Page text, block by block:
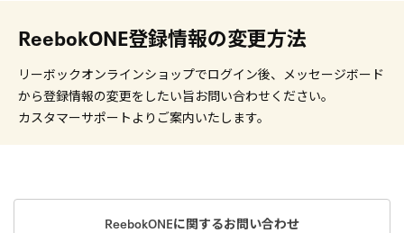
ReebokONE登録情報の変更方法
リーボックオンラインショップでログイン後、メッセージボード
から登録情報の変更をしたい旨お問い合わせください。
カスタマーサポートよりご案内いたします。
ReebokONEに関するお問い合わせ